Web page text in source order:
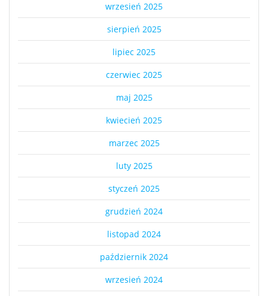
wrzesień 2025
sierpień 2025
lipiec 2025
czerwiec 2025
maj 2025
kwiecień 2025
marzec 2025
luty 2025
styczeń 2025
grudzień 2024
listopad 2024
październik 2024
wrzesień 2024